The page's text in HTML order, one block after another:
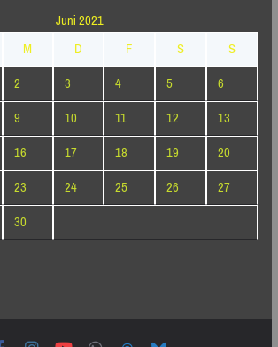
Juni 2021
M D F S
S
2 3 4 5
6
9 10 11 12
13
16 17 18 19
20
23 24 25 26
27
30